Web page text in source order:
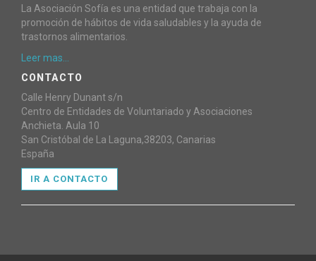
La Asociación Sofía es una entidad que trabaja con la
promoción de hábitos de vida saludables y la ayuda de
trastornos alimentarios.
Leer mas...
CONTACTO
Calle Henry Dunant s/n
Centro de Entidades de Voluntariado y Asociaciones
Anchieta. Aula 10
San Cristóbal de La Laguna,38203, Canarias
España
IR A CONTACTO